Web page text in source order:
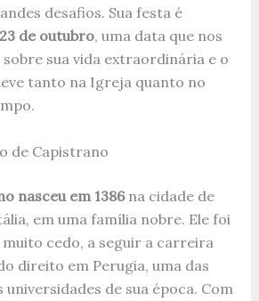
desafios. Sua festa é
23 de outubro, uma data que nos
sua vida extraordinária e o
tanto na Igreja quanto no
de Capistrano
nasceu em 1386 na cidade de
em uma família nobre. Ele foi
cedo, a seguir a carreira
direito em Perugia, uma das
de sua época. Com